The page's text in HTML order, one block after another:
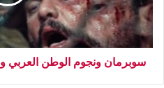
سوبرمان ونجوم الوطن العربي